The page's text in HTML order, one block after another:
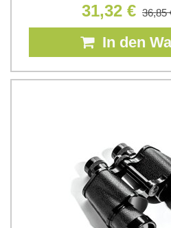
31,32 € 36,85
In den